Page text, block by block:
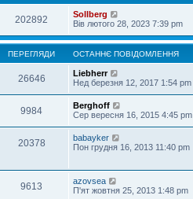
202892
Sollberg
Вів лютого 28, 2023 7:39 pm
ПЕРЕГЛЯДИ ОСТАННЄ ПОВІДОМЛЕННЯ
26646
Liebherr
Нед березня 12, 2017 1:54 pm
9984
Berghoff
Сер вересня 16, 2015 4:45 pm
20378
babayker
Пон грудня 16, 2013 11:40 pm
9613
azovsea
П'ят жовтня 25, 2013 1:48 pm